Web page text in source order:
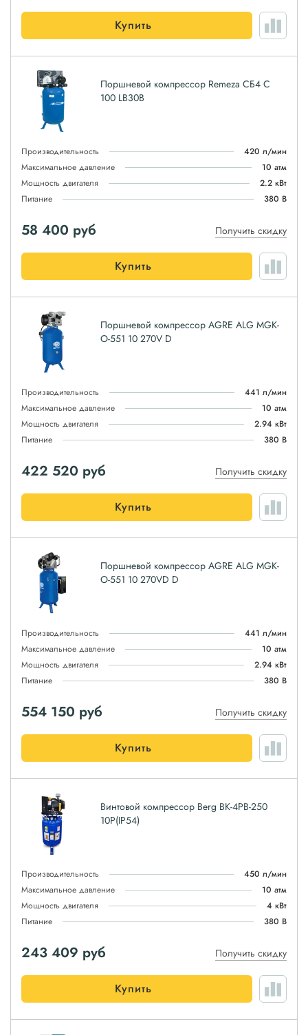
Купить
Поршневой компрессор Remeza СБ4 С
100 LB30B
Производительность
420 л/мин
Максимальное давление
10 атм
Мощность двигателя
2.2 кВт
Питание
380 В
58 400 руб Получить скидку
Купить
Поршневой компрессор AGRE ALG MGK-
O-551 10 270V D
Производительность
441 л/мин
Максимальное давление
10 атм
Мощность двигателя
2.94 кВт
Питание
380 В
422 520 руб Получить скидку
Купить
Поршневой компрессор AGRE ALG MGK-
O-551 10 270VD D
Производительность
441 л/мин
Максимальное давление
10 атм
Мощность двигателя
2.94 кВт
Питание
380 В
554 150 руб Получить скидку
Купить
Винтовой компрессор Berg ВК-4РВ-250
10P(IP54)
Производительность
450 л/мин
Максимальное давление
10 атм
Мощность двигателя
4 кВт
Питание
380 В
243 409 руб Получить скидку
Купить